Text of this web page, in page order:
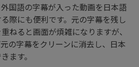
国語の字幕が入った動画を日本語
際にも便利です。元の字幕を残し
ねると画面が煩雑になりますが、
の字幕をクリーンに消去し、日本
ます。